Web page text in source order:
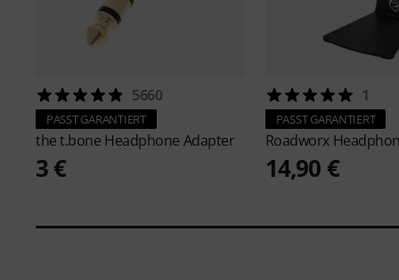
5660
PASST GARANTIERT
the t.bone Headphone Adapter
3 €
1
PASST GARANTIERT
Roadworx
14,90 €